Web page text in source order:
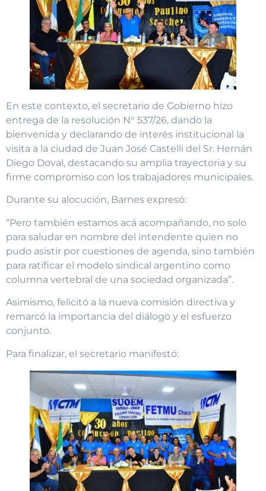
En este contexto, el secretario de Gobierno hizo
entrega de la resolución N° 537/26, dando la
bienvenida y declarando de interés institucional la
visita a la ciudad de Juan José Castelli del Sr. Hernán
Diego Doval, destacando su amplia trayectoria y su
firme compromiso con los trabajadores municipales.
Durante su alocución, Barnes expresó:
“Pero también estamos acá acompañando, no solo
para saludar en nombre del intendente quien no
pudo asistir por cuestiones de agenda, sino también
para ratificar el modelo sindical argentino como
columna vertebral de una sociedad organizada”.
Asimismo, felicitó a la nueva comisión directiva y
remarcó la importancia del diálogo y el esfuerzo
conjunto.
Para finalizar, el secretario manifestó: